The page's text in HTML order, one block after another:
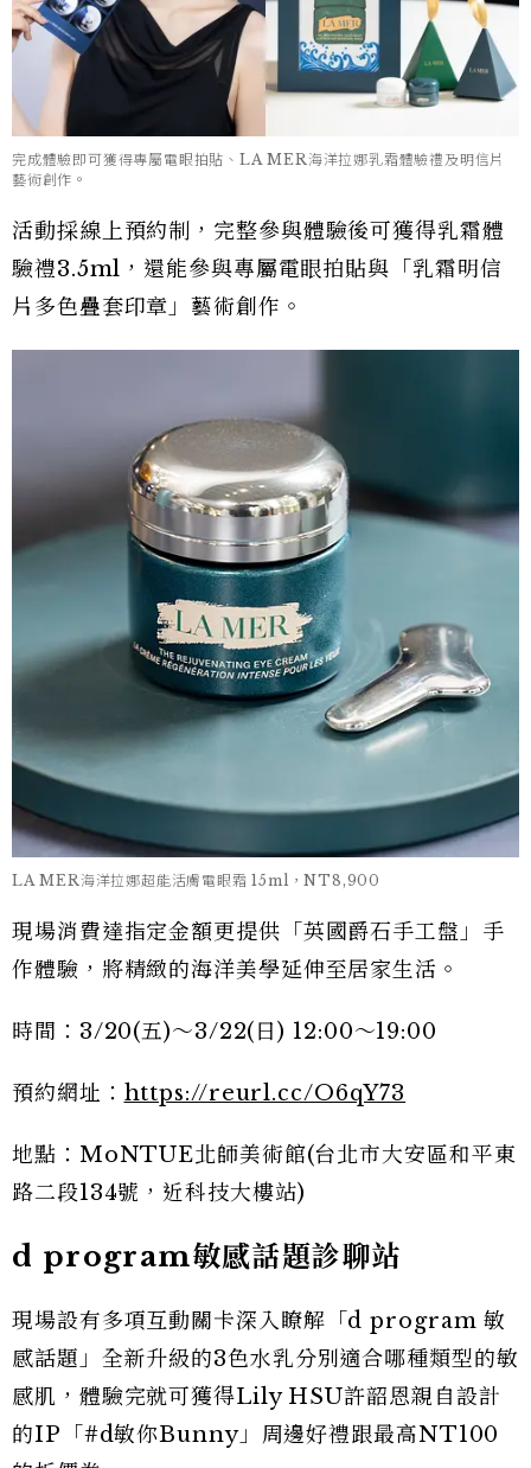
完成體驗即可獲得專屬電眼拍貼、LA MER海洋拉娜乳霜體驗禮及明信片
藝術創作。
活動採線上預約制，完整參與體驗後可獲得乳霜體
驗禮3.5ml，還能參與專屬電眼拍貼與「乳霜明信
片多色疊套印章」藝術創作。
LA MER海洋拉娜超能活膚電眼霜 15ml，NT8,900
現場消費達指定金額更提供「英國爵石手工盤」手
作體驗，將精緻的海洋美學延伸至居家生活。
時間：3/20(五)～3/22(日) 12:00～19:00
預約網址： https://reurl.cc/O6qY73
地點：MoNTUE北師美術館(台北市大安區和平東
路二段134號，近科技大樓站)
d program敏感話題診聊站
現場設有多項互動關卡深入瞭解「d program 敏
感話題」全新升級的3色水乳分別適合哪種類型的敏
感肌，體驗完就可獲得Lily HSU許韶恩親自設計
的IP「#d敏你Bunny」周邊好禮跟最高NT100